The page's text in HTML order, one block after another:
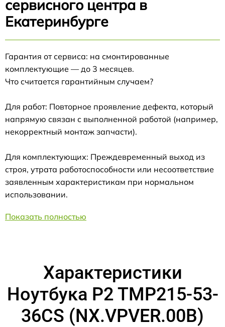
сервисного центра в
Екатеринбурге
Гарантия от сервиса: на смонтированные
комплектующие — до 3 месяцев.
Что считается гарантийным случаем?
Для работ: Повторное проявление дефекта, который
напрямую связан с выполненной работой (например,
некорректный монтаж запчасти).
Для комплектующих: Преждевременный выход из
строя, утрата работоспособности или несоответствие
заявленным характеристикам при нормальном
использовании.
Показать полностью
Характеристики
Ноутбука P2 TMP215-53-
36CS (NX.VPVER.00B)